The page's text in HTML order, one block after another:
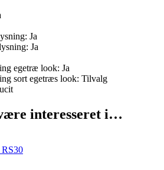
Ja
Ja
egetræ look: Ja
sort egetræs look: Tilvalg
interesseret i…